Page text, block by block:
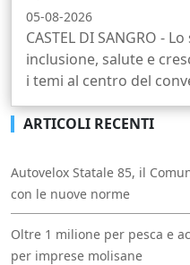
05-08-2026
CASTEL DI SANGRO -
inclusione, salute e
i temi al centro del
ARTICOLI RECENTI
Autovelox Statale 85, il
con le nuove norme
Oltre 1 milione per pesca e
per imprese molisane